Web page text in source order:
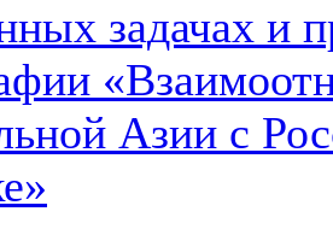
задачах и
Азии с